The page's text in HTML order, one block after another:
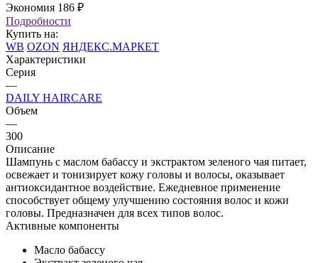
Экономия 186 ₽
Подробности
Купить на:
WB OZON ЯНДЕКС.МАРКЕТ
Характеристики
Серия
—
DAILY HAIRCARE
Объем
—
300
Описание
Шампунь с маслом бабассу и экстрактом зеленого чая питает,
освежает и тонизирует кожу головы и волосы, оказывает
антиоксидантное воздействие. Ежедневное применение
способствует общему улучшению состояния волос и кожи
головы. Предназначен для всех типов волос.
Активные компоненты
Масло бабассу